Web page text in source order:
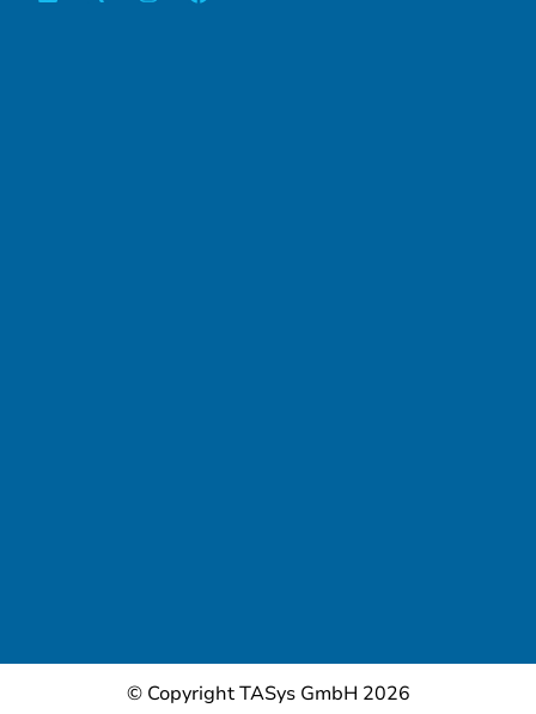
© Copyright TASys GmbH 2026